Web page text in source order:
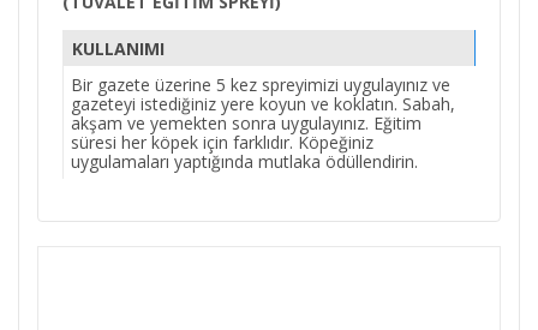
KULLANIMI
Bir gazete üzerine 5 kez spreyimizi uygulayınız ve
gazeteyi istediğiniz yere koyun ve koklatın. Sabah,
akşam ve yemekten sonra uygulayınız. Eğitim
süresi her köpek için farklıdır. Köpeğiniz
uygulamaları yaptığında mutlaka ödüllendirin.